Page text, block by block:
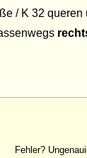
/ K 32
Fehler?